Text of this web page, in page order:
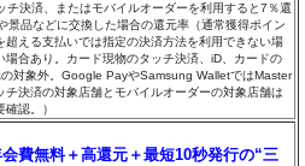
決済、またはモバイルオーダーを利用すると7％還
景品などに交換した場合の還元率（通常獲得ポイン
超える支払いでは指定の決済方法を利用できない場
合あり。カード現物のタッチ決済、iD、カードの
対象外。Google PayやSamsung WalletではMaster
決済の対象店舗とモバイルオーダーの対象店舗は
認。）
費無料＋高還元＋最短10秒発行の“三